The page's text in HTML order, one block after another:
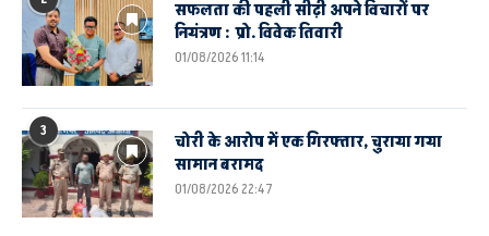
सफलता की पहली सीढ़ी अपने विचारों पर
नियंत्रण : प्रो. विवेक तिवारी
01/08/2026 11:14
3
चोरी के आरोप में एक गिरफ्तार, चुराया गया
सामान बरामद
01/08/2026 22:47